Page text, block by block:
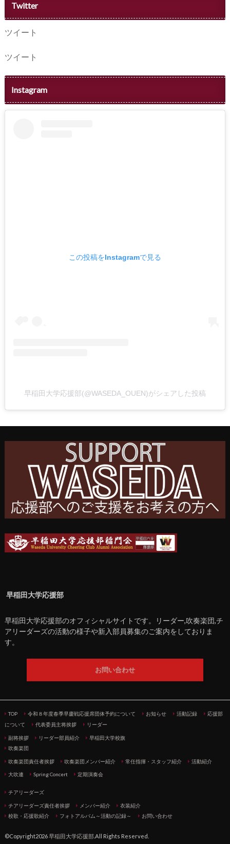
Twitter
ツイート
ツイート
Instagram
この投稿をInstagramで見る
早稲田大学応援部(@WASEDA_OUEN)がシェアした投稿
早稲田大学応援部
早稲田大学応援部のオフィシャルサイトです。リーダー,吹奏楽団,チ
アリーダーズの活動の様子や新入部員募集のご案内をしておりま
す。
お問い合わせ
TOP 令和８年度春季早慶戦応援席団体予約について お知らせ 活動記録
応援部
について
代表委員主将挨拶 リーダー
副将挨拶 リーダー部員紹介
早稲田大学校旗
吹奏楽団
吹奏楽団責任者挨拶 吹奏楽団メンバー紹介 常任指揮・スタッフ紹介 活動紹介
大吹連 Spring Concert 定期演奏会
チアリーダーズ
チアリーダーズ責任者挨拶 メンバー紹介
衣装紹介
校歌・応援歌紹介
フォトアルバム～活動の記録～ お問い合わせ
©Copyright2026早稲田大学応援部.All Rights Reserved.